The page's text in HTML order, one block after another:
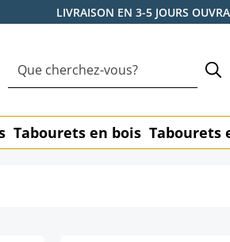
LIVRAISON EN 3-5 JOURS
Tabourets en bois Tabourets